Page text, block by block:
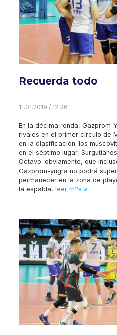
Recuerda todo
11.01.2019 / 12:36
En la décima ronda, Gazprom-
rivales en el primer círculo de
en la clasificación: los
en el séptimo lugar,
Octavo. obviamente, que
Gazprom-yugra no podrá
permanecer en la zona de
la espalda, leer m?s »